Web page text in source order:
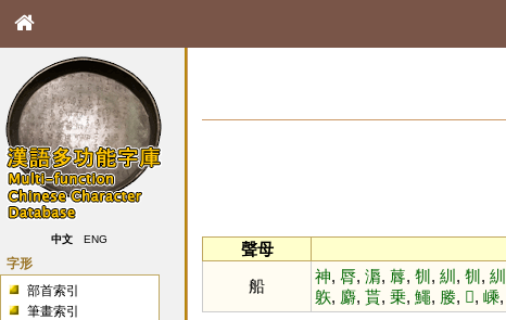
中文 ENG
字形
部首索引
筆畫索引
聲母
船
神, 脣, 漘, 䔚, 㸪 , 紃 , 㸪 , 紃
䠶, 麝, 貰, 乗, 鱦, 媵, 𣎜, 嵊,